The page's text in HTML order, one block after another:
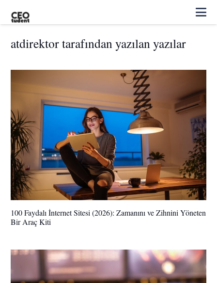
atdirektor tarafından yazılan yazılar
100 Faydalı İnternet Sitesi (2026): Zamanını ve Zihnini Yöneten
Bir Araç Kiti